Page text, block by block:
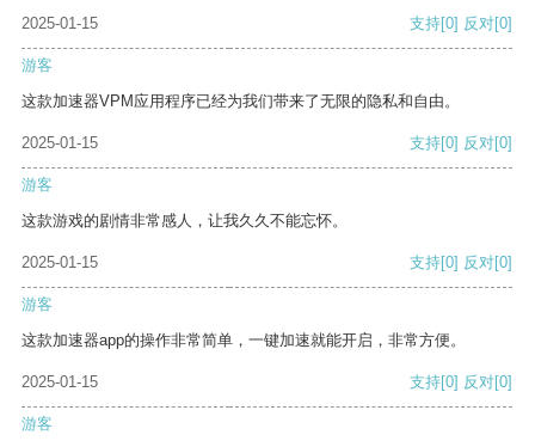
2025-01-15
支持[0] 反对[0]
游客
这款加速器VPM应用程序已经为我们带来了无限的隐私和自由。
2025-01-15 支持[0] 反对[0]
游客
这款游戏的剧情非常感人，让我久久不能忘怀。
2025-01-15 支持[0] 反对[0]
游客
这款加速器app的操作非常简单，一键加速就能开启，非常方便。
2025-01-15 支持[0] 反对[0]
游客